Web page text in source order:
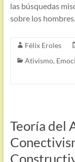
las búsquedas
sobre los
Félix Eroles
Ativismo,
Teoría del